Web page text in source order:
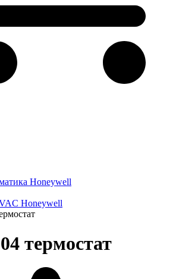
Honeywell
Honeywell
термостат